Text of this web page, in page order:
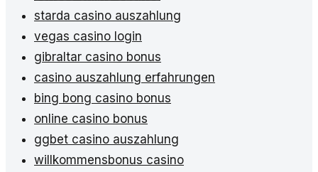
starda casino auszahlung
vegas casino login
gibraltar casino bonus
casino auszahlung erfahrungen
bing bong casino bonus
online casino bonus
ggbet casino auszahlung
willkommensbonus casino